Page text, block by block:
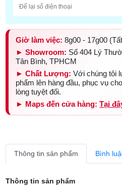
Giờ làm việc: 8g00 - 17g00
► Showroom: Số 404 Lý
Tân Bình, TPHCM
► Chất Lượng: Với chúng tôi
phẩm lên hàng đầu, phục vụ
lòng tuyệt đối.
► Maps đến cửa hàng: Tại
Thông tin sản phẩm Bình
Thông tin sản phẩm